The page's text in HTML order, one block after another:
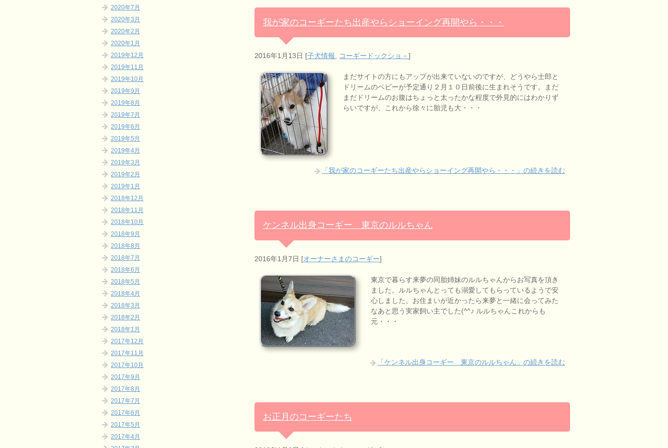
我が家のコーギーたち出産やらショーイング再開やら・・・
2016年1月13日 [子犬情報 コーギードックショ－]
まだサイトの方にもアップが出来ていないのですが、どうやら士郎と
ドリームのベビーが予定通り２月１０日前後に生まれそうです。まだ
まだドリームのお腹はちょっと太ったかな程度で外見的にはわかりず
らいですが、これから徐々に胎児も大・・・
「我が家のコーギーたち出産やらショーイング再開やら・・・」の続きを読む
ケンネル出身コーギー 東京のルルちゃん
2016年1月7日 [オーナーさまのコーギー]
東京で暮らす来夢の同胎姉妹のルルちゃんからお写真を頂き
ました。ルルちゃんとっても溺愛してもらっているようで安
心しました。お住まいが近かったら来夢と一緒に会ってみた
なあと思う実家飼い主でした(^^♪ ルルちゃんこれからも
元・・・
「ケンネル出身コーギー 東京のルルちゃん」の続きを読む
お正月のコーギーたち
2020年7月
2020年3月
2020年2月
2020年1月
2019年12月
2019年11月
2019年10月
2019年9月
2019年8月
2019年7月
2019年6月
2019年5月
2019年4月
2019年3月
2019年2月
2019年1月
2018年12月
2018年11月
2018年10月
2018年9月
2018年8月
2018年7月
2018年6月
2018年5月
2018年4月
2018年3月
2018年2月
2018年1月
2017年12月
2017年11月
2017年10月
2017年9月
2017年8月
2017年7月
2017年6月
2017年5月
2017年4月